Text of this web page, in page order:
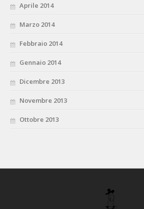
Aprile 2014
Marzo 2014
Febbraio 2014
Gennaio 2014
Dicembre 2013
Novembre 2013
Ottobre 2013